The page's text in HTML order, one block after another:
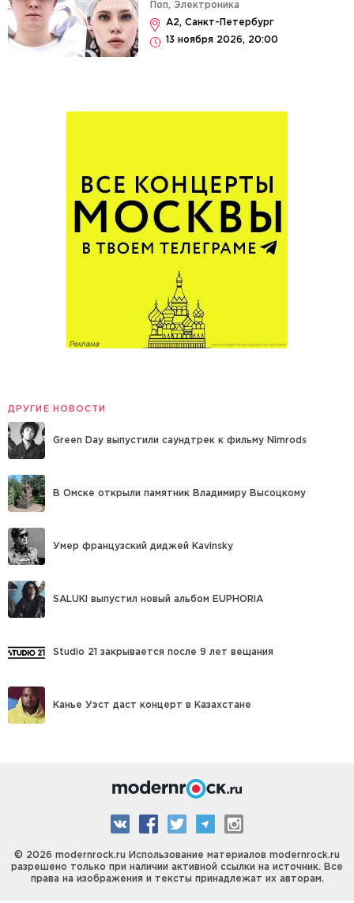
Поп, Электроника
А2, Санкт-Петербург
13 ноября 2026, 20:00
ДРУГИЕ НОВОСТИ
Green Day выпустили саундтрек к фильму Nimrods
В Омске открыли памятник Владимиру Высоцкому
Умер французский диджей Kavinsky
SALUKI выпустил новый альбом EUPHORIA
Studio 21 закрывается после 9 лет вещания
Канье Уэст даст концерт в Казахстане
© 2026 modernrock.ru Использование материалов modernrock.ru
разрешено только при наличии активной ссылки на источник. Все
права на изображения и тексты принадлежат их авторам.